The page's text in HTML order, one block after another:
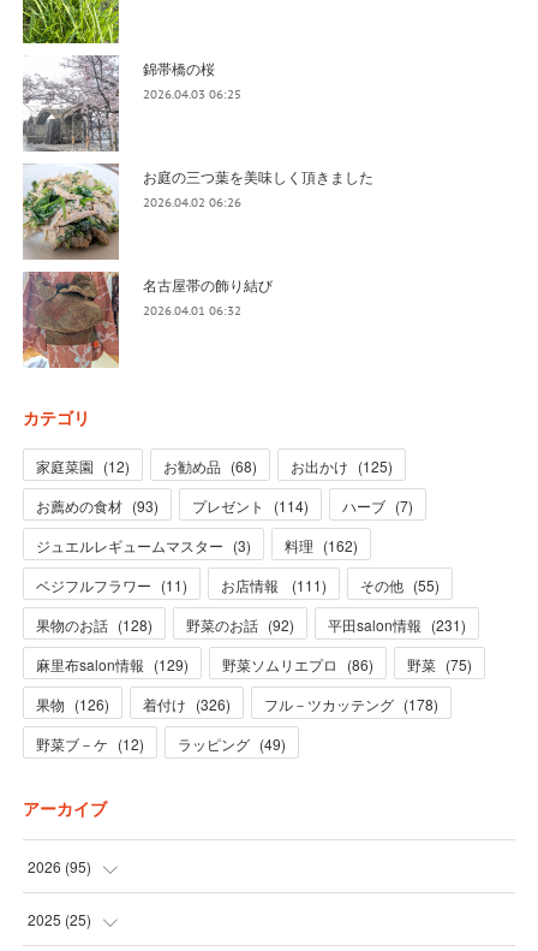
錦帯橋の桜
2026.04.03 06:25
お庭の三つ葉を美味しく頂きました
2026.04.02 06:26
名古屋帯の飾り結び
2026.04.01 06:32
カテゴリ
家庭菜園 (12) お勧め品 (68) お出かけ (125)
お薦めの食材 (93) プレゼント (114) ハーブ (7)
ジュエルレギュームマスター (3) 料理 (162)
ベジフルフラワー (11) お店情報 (111) その他 (55)
果物のお話 (128) 野菜のお話 (92) 平田salon情報 (231)
麻里布salon情報 (129) 野菜ソムリエプロ (86) 野菜 (75)
果物 (126) 着付け (326) フル－ツカッテング (178)
野菜ブ－ケ (12) ラッピング (49)
アーカイブ
2026 (95)
(5
2025 (25)